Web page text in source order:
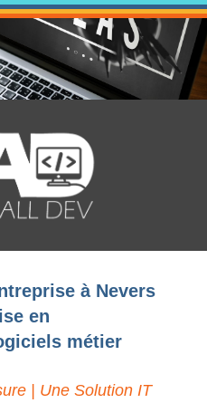
à Nevers
en
métier
| Une Solution IT